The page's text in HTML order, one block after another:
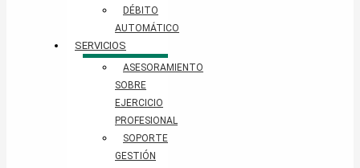
DÉBITO
AUTOMÁTICO
SERVICIOS
ASESORAMIENTO
SOBRE
EJERCICIO
PROFESIONAL
SOPORTE
GESTIÓN